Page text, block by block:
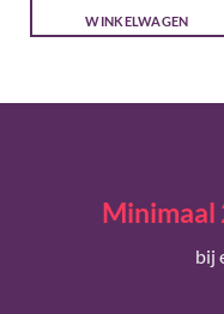
WINKELWAGEN
Minimaal
bij